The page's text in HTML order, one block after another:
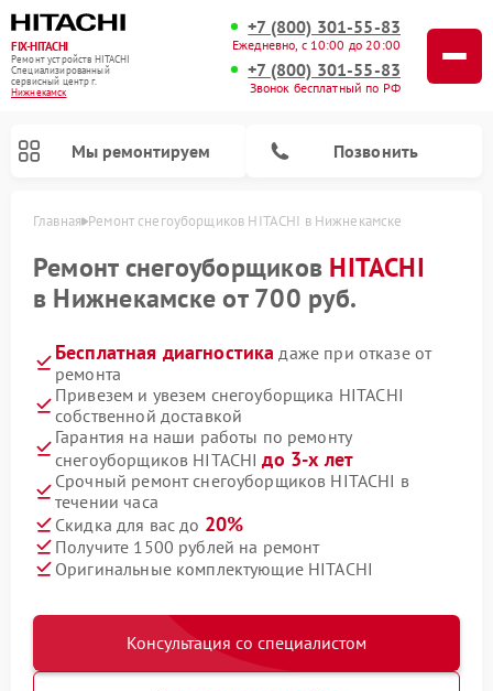
FIX-HITACHI
Ремонт устройств HITACHI
Специализированный
cервисный центр г.
Нижнекамск
+7 (800) 301-55-83
Ежедневно, с 10:00 до 20:00
+7 (800) 301-55-83
Звонок бесплатный по РФ
Мы ремонтируем Позвонить
Главная Ремонт снегоуборщиков HITACHI в Нижнекамске
Ремонт снегоуборщиков HITACHI
в Нижнекамске от 700 руб.
Бесплатная диагностика даже при отказе от
ремонта
Привезем и увезем снегоуборщика HITACHI
собственной доставкой
Гарантия на наши работы по ремонту
снегоуборщиков HITACHIдо 3-х лет
Срочный ремонт снегоуборщиков HITACHI в
течении часа
Скидка для вас до 20%
Получите 1500 рублей на ремонт
Оригинальные комплектующие HITACHI
Консультация со специалистом